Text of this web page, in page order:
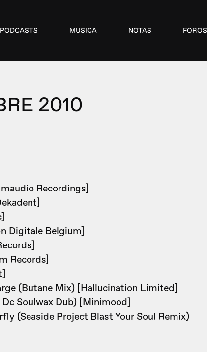
PODCASTS MÚSICA NOTAS FOROS
2010
Recordings]
Digitale Belgium]
Records]
(Butane Mix) [Hallucination Limited]
Soulwax Dub) [Minimood]
(Seaside Project Blast Your Soul Remix)